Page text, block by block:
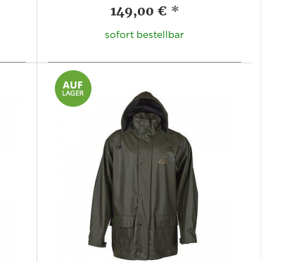
149,00 € *
sofort bestellbar